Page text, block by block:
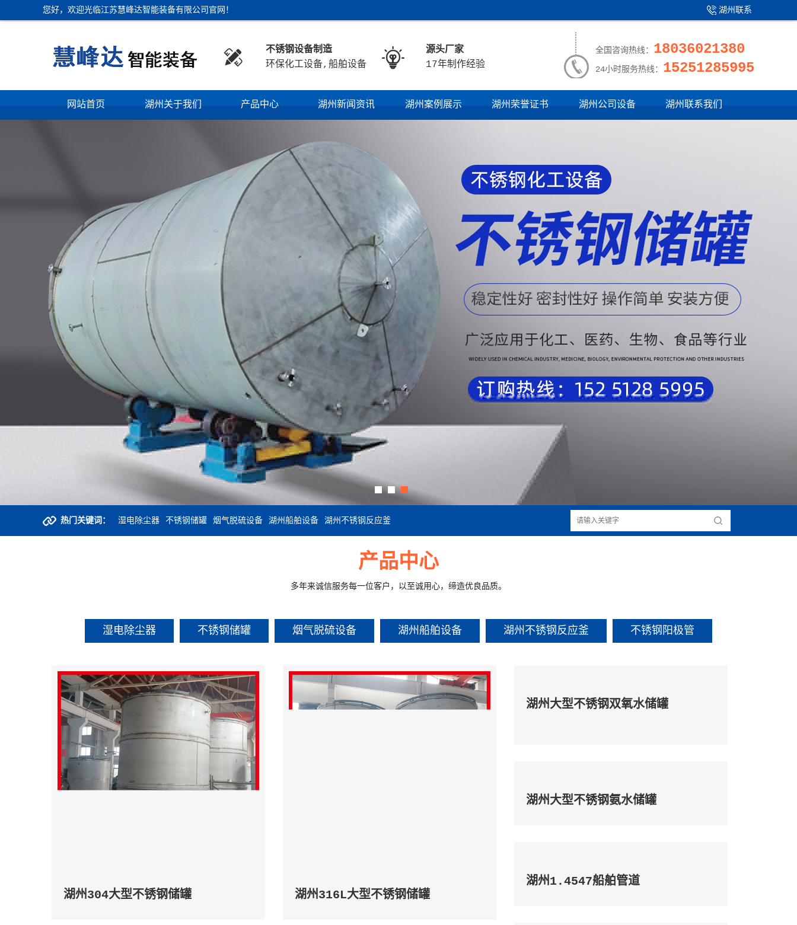
您好，欢迎光临江苏慧峰达智能装备有限公司官网！ 湖州联系

不锈钢设备制造
环保化工设备,船舶设备

源头厂家
17年制作经验
全国咨询热线： 18036021380
24小时服务热线： 15251285995
网站首页 湖州关于我们 产品中心 湖州新闻资讯 湖州案例展示 湖州荣誉证书 湖州公司设备 湖州联系我们
热门关键词： 湿电除尘器 不锈钢储罐 烟气脱硫设备 湖州船舶设备 湖州不锈钢反应釜
产品中心
多年来诚信服务每一位客户，以至诚用心，缔造优良品质。
湿电除尘器 不锈钢储罐 烟气脱硫设备 湖州船舶设备 湖州不锈钢反应釜 不锈钢阳极管
湖州304大型不锈钢储罐 湖州316L大型不锈钢储罐
湖州大型不锈钢双氧水储罐
湖州大型不锈钢氨水储罐
湖州1.4547船舶管道